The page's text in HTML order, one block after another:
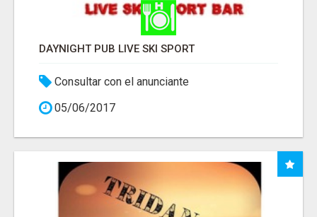
DAYNIGHT PUB LIVE SKI SPORT
Consultar con el anunciante
05/06/2017